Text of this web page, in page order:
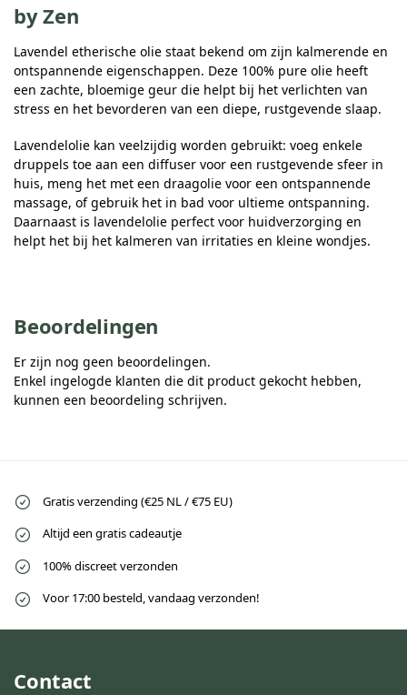
by Zen
Lavendel etherische olie staat bekend om zijn kalmerende en
ontspannende eigenschappen. Deze 100% pure olie heeft
een zachte, bloemige geur die helpt bij het verlichten van
stress en het bevorderen van een diepe, rustgevende slaap.
Lavendelolie kan veelzijdig worden gebruikt: voeg enkele
druppels toe aan een diffuser voor een rustgevende sfeer in
huis, meng het met een draagolie voor een ontspannende
massage, of gebruik het in bad voor ultieme ontspanning.
Daarnaast is lavendelolie perfect voor huidverzorging en
helpt het bij het kalmeren van irritaties en kleine wondjes.
Beoordelingen
Er zijn nog geen beoordelingen.
Enkel ingelogde klanten die dit product gekocht hebben,
kunnen een beoordeling schrijven.
Gratis verzending (€25 NL / €75 EU)
Altijd een gratis cadeautje
100% discreet verzonden
Voor 17:00 besteld, vandaag verzonden!
Contact